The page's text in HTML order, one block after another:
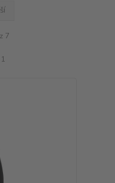
7